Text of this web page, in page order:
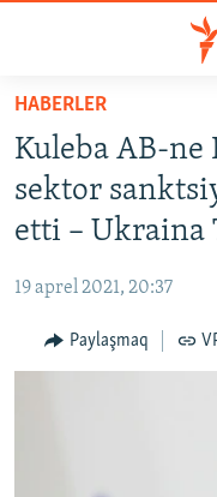
Esas
qaytmaq
Baş
navigatsiyağa
qaytmaq
Qıdıruvğa
qaytmaq
HABERLER
SİYASET
İQTİSADİYAT
MEDENİYET
İNSAN AQLARI
HABERLER
Kuleba AB-ne
sektor
etti – Ukraina
19 aprel 2021, 20:37
Paylaşmaq